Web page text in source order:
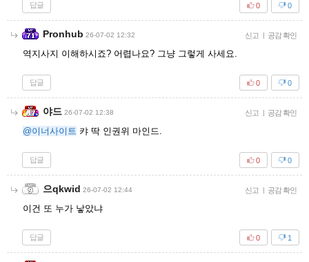
답글 0
0
Pronhub 26-07-02 12:32 신고 | 공감 확인
역지사지 이해하시죠? 어렵나요? 그냥 그렇게 사세요.
답글 0
0
야드 26-07-02 12:38 신고 | 공감 확인
@이너사이트 캬 딱 인권위 마인드.
답글 0
0
으qkwid 26-07-02 12:44 신고 | 공감 확인
이건 또 누가 낳았냐
답글 1
0